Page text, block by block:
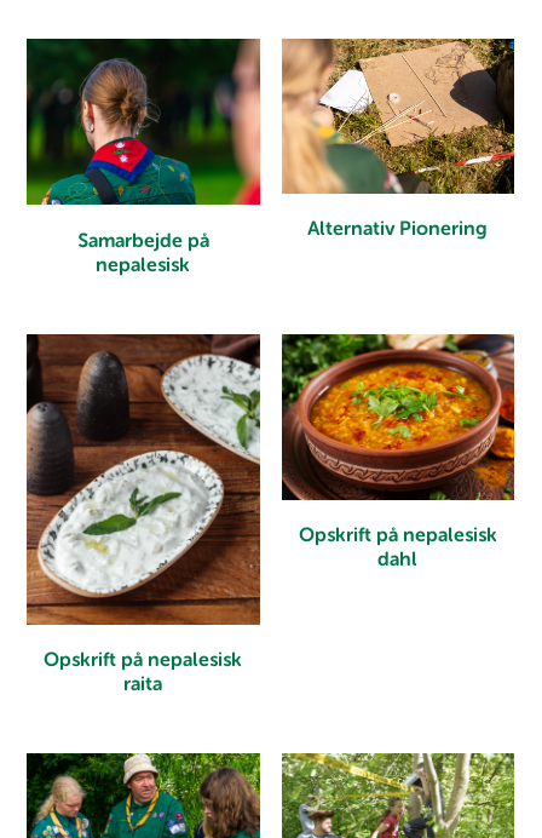
Samarbejde på
nepalesisk
Alternativ Pionering
Opskrift på nepalesisk
raita
Opskrift på nepalesisk
dahl